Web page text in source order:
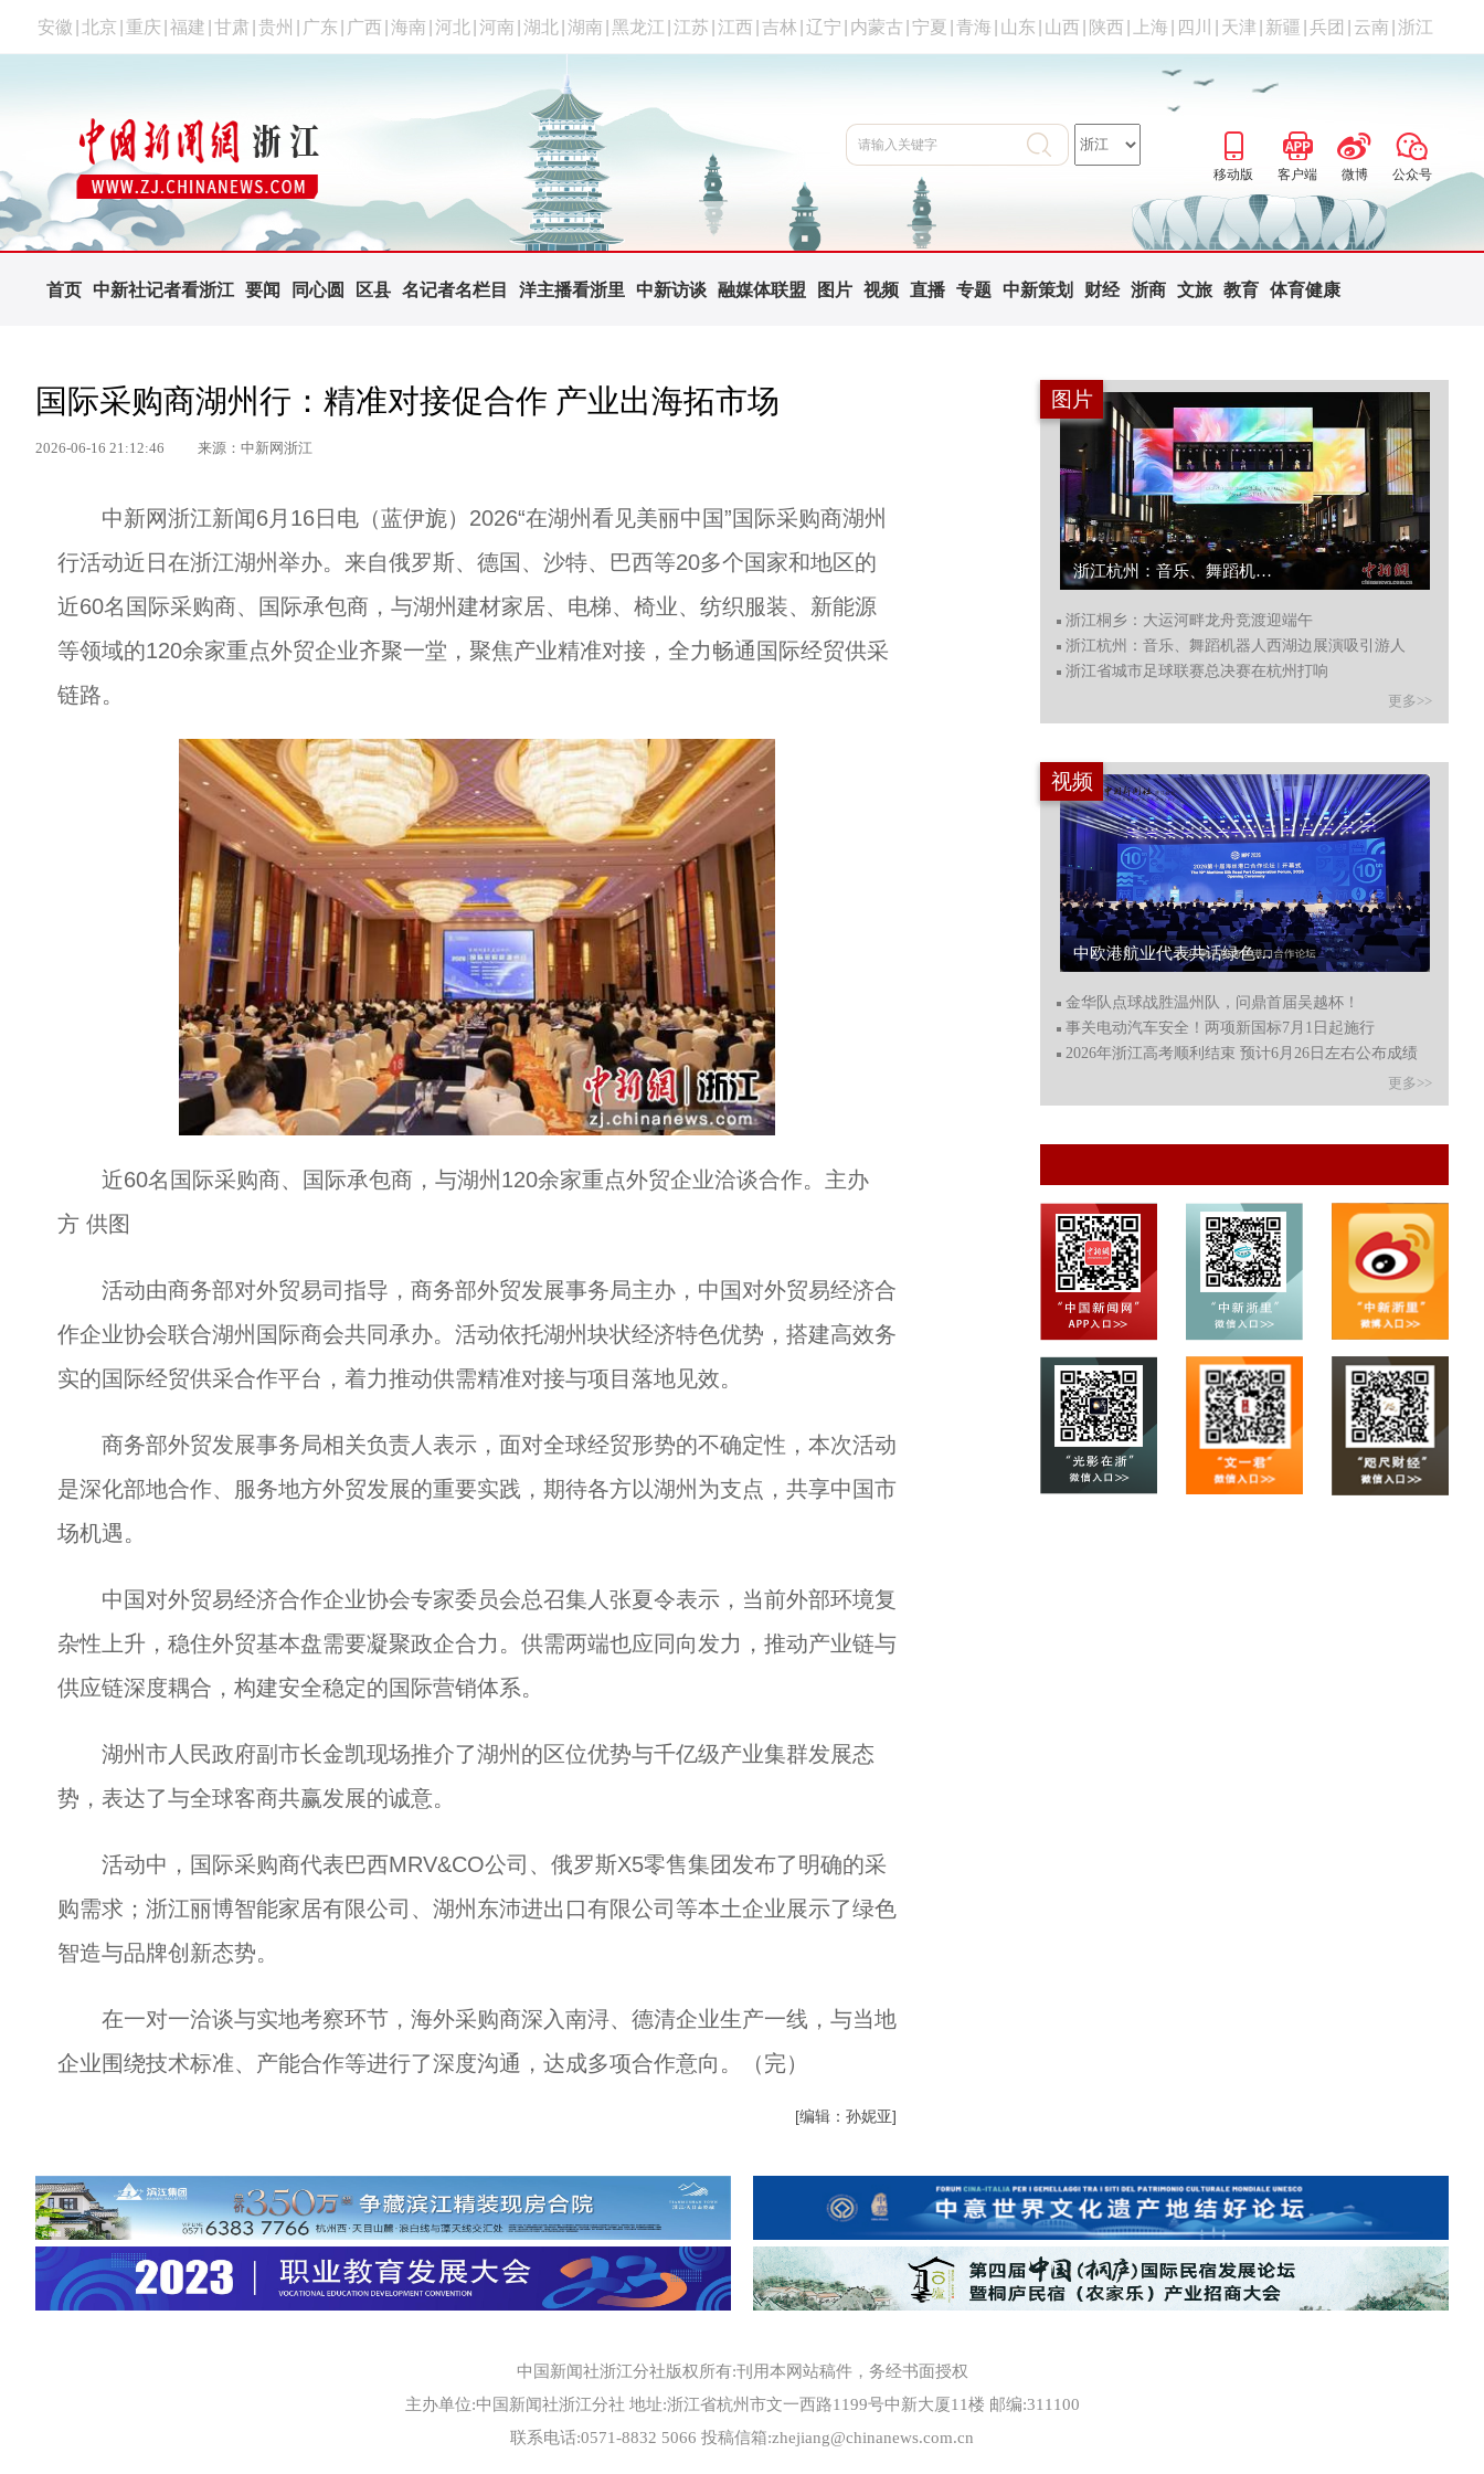
安徽 北京 重庆 福建 甘肃 贵州 广东 广西 海南 河北 河南 湖北 湖南 黑龙江 江苏 江西 吉林 辽宁 内蒙古 宁夏 青海 山东 山西 陕西 上海 四川 天津 新疆 兵团 云南 浙江
移动版 客户端 微博 公众号
首页 中新社记者看浙江 要闻 同心圆 区县 名记者名栏目 洋主播看浙里 中新访谈 融媒体联盟 图片 视频 直播 专题 中新策划 财经 浙商 文旅 教育 体育健康
国际采购商湖州行：精准对接促合作 产业出海拓市场
2026-06-16 21:12:46 来源：中新网浙江
中新网浙江新闻6月16日电（蓝伊旎）2026“在湖州看见美丽中国”国际采购商湖州
行活动近日在浙江湖州举办。来自俄罗斯、德国、沙特、巴西等20多个国家和地区的
近60名国际采购商、国际承包商，与湖州建材家居、电梯、椅业、纺织服装、新能源
等领域的120余家重点外贸企业齐聚一堂，聚焦产业精准对接，全力畅通国际经贸供采
链路。
近60名国际采购商、国际承包商，与湖州120余家重点外贸企业洽谈合作。主办
方 供图
活动由商务部对外贸易司指导，商务部外贸发展事务局主办，中国对外贸易经济合
作企业协会联合湖州国际商会共同承办。活动依托湖州块状经济特色优势，搭建高效务
实的国际经贸供采合作平台，着力推动供需精准对接与项目落地见效。
商务部外贸发展事务局相关负责人表示，面对全球经贸形势的不确定性，本次活动
是深化部地合作、服务地方外贸发展的重要实践，期待各方以湖州为支点，共享中国市
场机遇。
中国对外贸易经济合作企业协会专家委员会总召集人张夏令表示，当前外部环境复
杂性上升，稳住外贸基本盘需要凝聚政企合力。供需两端也应同向发力，推动产业链与
供应链深度耦合，构建安全稳定的国际营销体系。
湖州市人民政府副市长金凯现场推介了湖州的区位优势与千亿级产业集群发展态
势，表达了与全球客商共赢发展的诚意。
活动中，国际采购商代表巴西MRV&CO公司、俄罗斯X5零售集团发布了明确的采
购需求；浙江丽博智能家居有限公司、湖州东沛进出口有限公司等本土企业展示了绿色
智造与品牌创新态势。
在一对一洽谈与实地考察环节，海外采购商深入南浔、德清企业生产一线，与当地
企业围绕技术标准、产能合作等进行了深度沟通，达成多项合作意向。（完）
[编辑：孙妮亚]
图片
浙江杭州：音乐、舞蹈机器人西湖边展演吸引游人...
浙江桐乡：大运河畔龙舟竞渡迎端午
浙江杭州：音乐、舞蹈机器人西湖边展演吸引游人
浙江省城市足球联赛总决赛在杭州打响
更多>>
视频
中欧港航业代表共话绿色航运走廊建设...
金华队点球战胜温州队，问鼎首届吴越杯！
事关电动汽车安全！两项新国标7月1日起施行
2026年浙江高考顺利结束 预计6月26日左右公布成绩
更多>>
中国新闻社浙江分社版权所有:刊用本网站稿件，务经书面授权
主办单位:中国新闻社浙江分社 地址:浙江省杭州市文一西路1199号中新大厦11楼 邮编:311100
联系电话:0571-8832 5066 投稿信箱:zhejiang@chinanews.com.cn